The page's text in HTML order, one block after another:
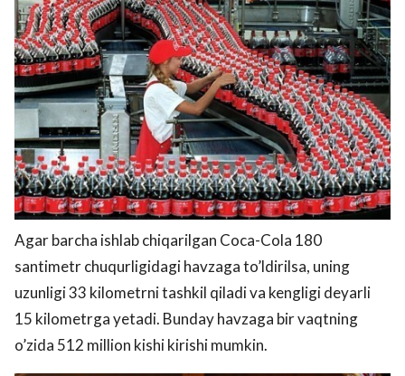
Agar barcha ishlab chiqarilgan Coca-Cola 180
santimetr chuqurligidagi havzaga to’ldirilsa, uning
uzunligi 33 kilometrni tashkil qiladi va kengligi deyarli
15 kilometrga yetadi. Bunday havzaga bir vaqtning
o’zida 512 million kishi kirishi mumkin.